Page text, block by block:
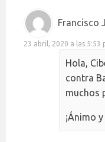
Francisco
23 abril, 2020 a las 5:53
Hola,
contra
muchos
¡Ánimo